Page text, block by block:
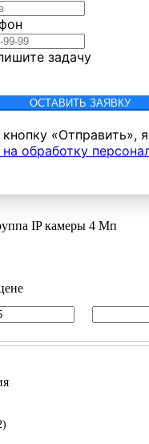
задачу
ОСТАВИТЬ ЗАЯВКУ
«Отправить»,
обработку
IP камеры 4 Мп